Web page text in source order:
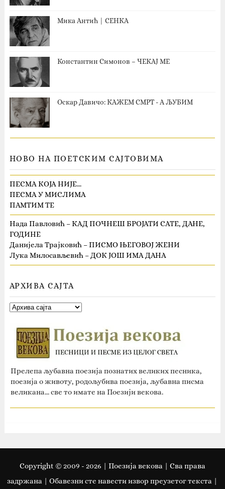
Мика Антић | СЕНКА
Константин Симонов – ЧЕКАЈ МЕ
Оскар Давичо‎: КАЖЕМ СМРТ - А ЉУБИМ
НОВО НА ПОЕТСКИМ САЈТОВИМА
ПЕСМА КОЈА НИЈЕ…
ПЕСМА У МИСЛИМА
ПАМТИМ ТЕ
Нада Павловић – КАД ПОЧНЕШ БРОЈАТИ САТЕ, ДАНЕ,
ГОДИНЕ
Данијела Трајковић – ПИСМО ЊЕГОВОЈ ЖЕНИ
Лука Милосављевић – ДОК ЈОШ ИМА ДАНА
АРХИВА САЈТА
Прелепа љубавна поезија познатих великих песника,
поезија о животу, родољубива поезија, љубавна писма
великана... све то имате на Поезији векова.
Copyright © 2009 - 2026 | Поезија векова | Сва права
задржана | Oбавезни сте навести извор преузетог текста |